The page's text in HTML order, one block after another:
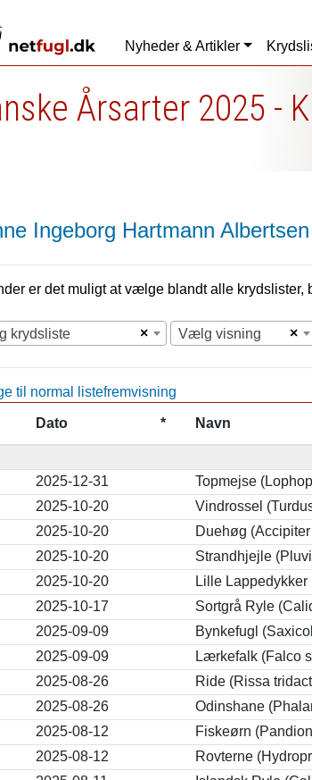
Nyheder & Artikler
Årsarter 2025 -
Ingeborg Hartmann Albertsen
er det muligt at vælge blandt alle krydslister,
×
krydsliste ×
Vælg visning
til normal listefremvisning
Dato * Navn
2025-12-31 Topmejse
2025-10-20 Vindrossel
2025-10-20 Duehøg
2025-10-20 Strandhjejle
2025-10-20 Lille
2025-10-17 Sortgrå Ryle
2025-09-09 Bynkefugl
2025-09-09 Lærkefalk (Falco
2025-08-26 Ride (Rissa
2025-08-26 Odinshane
2025-08-12 Fiskeørn
2025-08-12 Rovterne